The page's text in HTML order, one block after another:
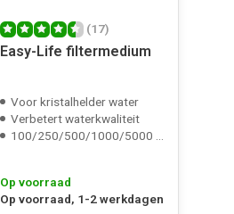
(17)
Easy-Life filtermedium
Voor kristalhelder water
Verbetert waterkwaliteit
100/250/500/1000/5000 ml
Op voorraad
Op voorraad, 1-2 werkdagen